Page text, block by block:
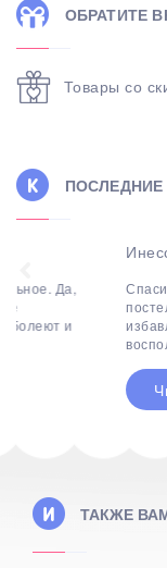
ОБРАТИТЕ
Товары со
Спасибо за
постельного
избавления от
воспользоваться
ТАКЖЕ